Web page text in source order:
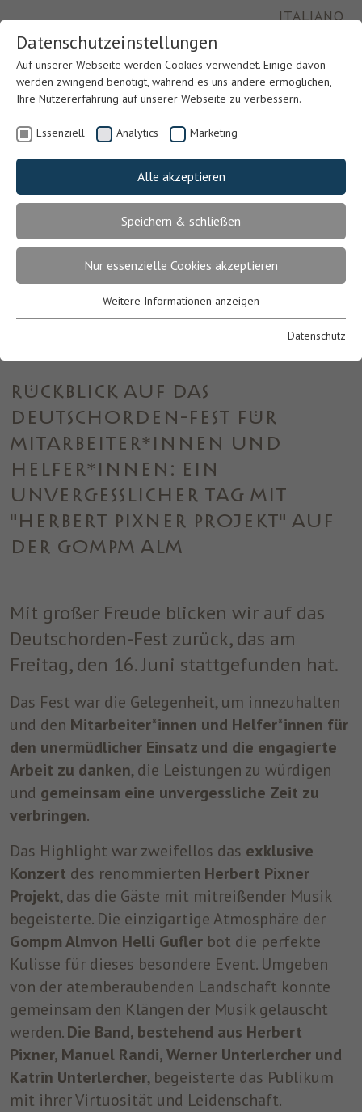
ITALIANO
Previous
RÜCKBLICK AUF DAS
DEUTSCHORDEN-FEST FÜR
MITARBEITER*INNEN UND
HELFER*INNEN: EIN
UNVERGESSLICHER TAG MIT
"HERBERT PIXNER PROJEKT" AUF
DER GOMPM ALM
Mit großer Freude blicken wir auf das
Deutschorden-Fest zurück, das am
Freitag, den 16. Juni stattgefunden hat.
Das Fest war die Gelegenheit, um innezuhalten
und den Mitarbeiter*innen und Helfer*innen für
den unermüdlicher Einsatz und die engagierte
Arbeit zu danken, die Leistungen zu würdigen
und gemeinsam eine unvergessliche Zeit zu
verbringen.
Das Highlight war zweifellos das exklusive
Konzert des renommierten Herbert Pixner
Projekt, das die Gäste mit mitreißender Musik
begeisterte. Die einzigartige Atmosphäre der
Gompm Almvon Helli Gufler bot die perfekte
Kulisse für dieses besondere Event. Umgeben
von der atemberaubenden Landschaft konnte
gemeinsam den Klängen der Musik gelauscht
werden.Die Band, bestehend aus Herbert
Pixner, Manuel Randi, Werner Unterlercher und
Katrin Unterlercher, begeisterte das Publikum
mit ihrer Virtuosität und Leidenschaft.
Datenschutzeinstellungen
Auf unserer Webseite werden Cookies verwendet. Einige davon
werden zwingend benötigt, während es uns andere ermöglichen,
Ihre Nutzererfahrung auf unserer Webseite zu verbessern.
Essenziell Analytics Marketing
Alle akzeptieren
Speichern & schließen
Nur essenzielle Cookies akzeptieren
Essenzielle Cookies werden für grundlegende Funktionen der
einwandfrei funktioniert.
Name cookie_optin
Laufzeit 1 Jahr
Zweck
Dieses Cookie wird verwendet, um Ihre
Cookie-Einstellungen für diese Website zu
speichern.
Cookie-Informationen anzeigen
Analytics
Analytische Cookies helfen uns, unsere Website zu verbessern,
indem sie Informationen über ihre Nutzung sammeln und
melden.
Marketing
Name _fbp
Dieses Cookie wird von Facebook gesetzt,
um nach dem Besuch der Website entweder
auf Facebook oder auf einer digitalen
Plattform, die von Facebook-Werbung
unterstützt wird, Werbung anzuzeigen.
Name fr
Anbieter Facebook
Laufzeit 3 Monate
Zweck
Facebook setzt dieses Cookie, um den
Nutzern relevante Werbung zu zeigen,
indem es das Nutzerverhalten im gesamten
Web auf Websites verfolgt, die über das
Facebook-Pixel oder das Facebook Social
Plugin verfügen.
Cookie-Informationen anzeigen
Weitere Informationen anzeigen
Datenschutz